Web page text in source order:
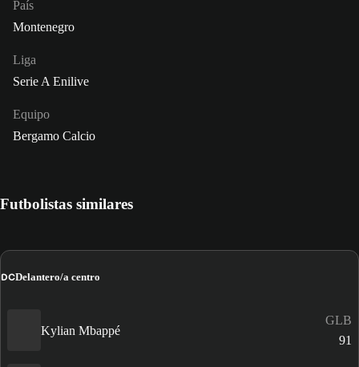
País
Montenegro
Liga
Serie A Enilive
Equipo
Bergamo Calcio
Futbolistas similares
DCDelantero/a centro
Kylian Mbappé
GLB
91